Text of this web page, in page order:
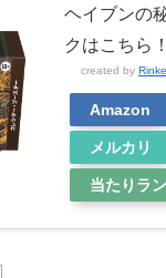
ヘイブンの
クはこちら！
created by
Amazon
メルカリ
当たりラ